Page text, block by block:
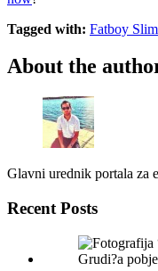
Tagged with: Fatboy Slim
About the
Glavni urednik portala za
Recent Posts